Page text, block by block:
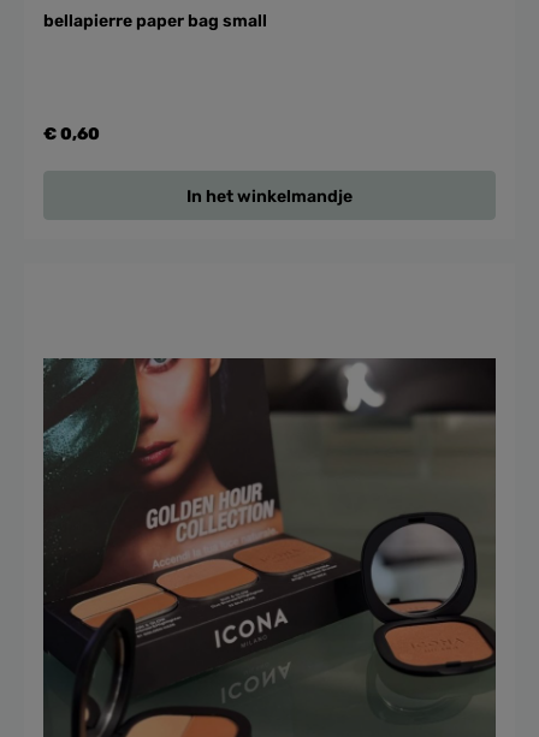
bellapierre paper bag small
€ 0,60
In het winkelmandje